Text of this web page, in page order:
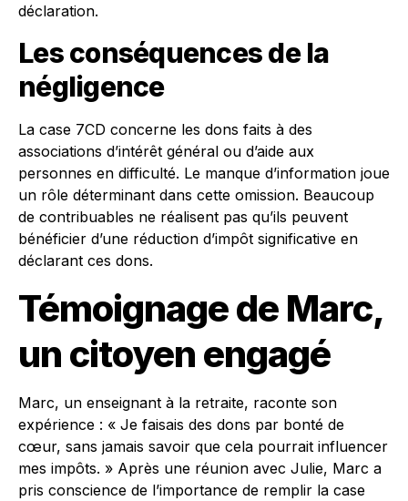
déclaration.
Les conséquences de la
négligence
La case 7CD concerne les dons faits à des
associations d’intérêt général ou d’aide aux
personnes en difficulté. Le manque d’information joue
un rôle déterminant dans cette omission. Beaucoup
de contribuables ne réalisent pas qu’ils peuvent
bénéficier d’une réduction d’impôt significative en
déclarant ces dons.
Témoignage de Marc,
un citoyen engagé
Marc, un enseignant à la retraite, raconte son
expérience : « Je faisais des dons par bonté de
cœur, sans jamais savoir que cela pourrait influencer
mes impôts. » Après une réunion avec Julie, Marc a
pris conscience de l’importance de remplir la case